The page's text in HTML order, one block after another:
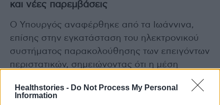
Healthstories - Do Not Process My Personal
Information
και νέες παρεμβάσεις
Ο Υπουργός αναφέρθηκε από τα Ιωάννινα,
επίσης στην εγκατάσταση του ηλεκτρονικού
συστήματος παρακολούθησης των επειγόντων
περιστατικών, σημειώνοντας ότι η μέση
αναμονή έχει μειωθεί σε λιγότερο από τρεις
ώρες. Τέλος, ανακοίνωσε τη διάθεση